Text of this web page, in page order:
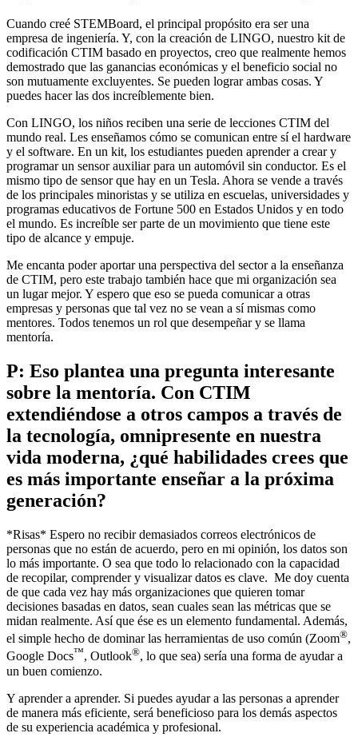
Cuando creé STEMBoard, el principal propósito era ser una
empresa de ingeniería. Y, con la creación de LINGO, nuestro kit de
codificación CTIM basado en proyectos, creo que realmente hemos
demostrado que las ganancias económicas y el beneficio social no
son mutuamente excluyentes. Se pueden lograr ambas cosas. Y
puedes hacer las dos increíblemente bien.
Con LINGO, los niños reciben una serie de lecciones CTIM del
mundo real. Les enseñamos cómo se comunican entre sí el hardware
y el software. En un kit, los estudiantes pueden aprender a crear y
programar un sensor auxiliar para un automóvil sin conductor. Es el
mismo tipo de sensor que hay en un Tesla. Ahora se vende a través
de los principales minoristas y se utiliza en escuelas, universidades y
programas educativos de Fortune 500 en Estados Unidos y en todo
el mundo. Es increíble ser parte de un movimiento que tiene este
tipo de alcance y empuje.
Me encanta poder aportar una perspectiva del sector a la enseñanza
de CTIM, pero este trabajo también hace que mi organización sea
un lugar mejor. Y espero que eso se pueda comunicar a otras
empresas y personas que tal vez no se vean a sí mismas como
mentores. Todos tenemos un rol que desempeñar y se llama
mentoría.
P: Eso plantea una pregunta interesante
sobre la mentoría. Con CTIM
extendiéndose a otros campos a través de
la tecnología, omnipresente en nuestra
vida moderna, ¿qué habilidades crees que
es más importante enseñar a la próxima
generación?
*Risas* Espero no recibir demasiados correos electrónicos de
personas que no están de acuerdo, pero en mi opinión, los datos son
lo más importante. O sea que todo lo relacionado con la capacidad
de recopilar, comprender y visualizar datos es clave. Me doy cuenta
de que cada vez hay más organizaciones que quieren tomar
decisiones basadas en datos, sean cuales sean las métricas que se
midan realmente. Así que ése es un elemento fundamental. Además,
el simple hecho de dominar las herramientas de uso común (Zoom®,
Google Docs™, Outlook®, lo que sea) sería una forma de ayudar a
un buen comienzo.
Y aprender a aprender. Si puedes ayudar a las personas a aprender
de manera más eficiente, será beneficioso para los demás aspectos
de su experiencia académica y profesional.